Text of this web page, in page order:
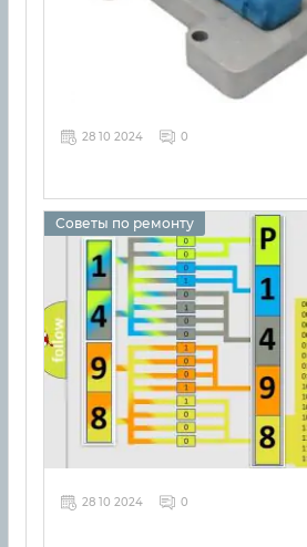
28 10 2024 0
Советы по ремонту
28 10 2024 0